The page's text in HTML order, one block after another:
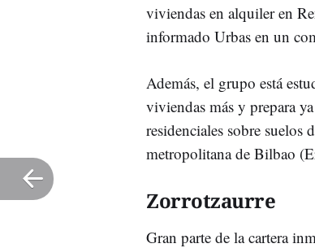
viviendas en alquiler en
informado Urbas en un
Además, el grupo está
viviendas más y prepara
residenciales sobre suelos
metropolitana de Bilbao
Zorrotzaurre
Gran parte de la cartera